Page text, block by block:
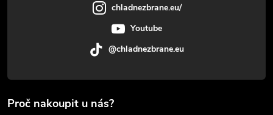
chladnezbrane.eu/
Youtube
@chladnezbrane.eu
Proč nakoupit u nás?